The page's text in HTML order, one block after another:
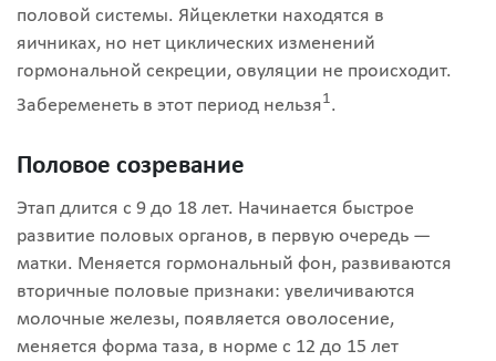
половой системы. Яйцеклетки находятся в
яичниках, но нет циклических изменений
гормональной секреции, овуляции не происходит.
Забеременеть в этот период нельзя1.
Половое созревание
Этап длится с 9 до 18 лет. Начинается быстрое
развитие половых органов, в первую очередь —
матки. Меняется гормональный фон, развиваются
вторичные половые признаки: увеличиваются
молочные железы, появляется оволосение,
меняется форма таза, в норме с 12 до 15 лет